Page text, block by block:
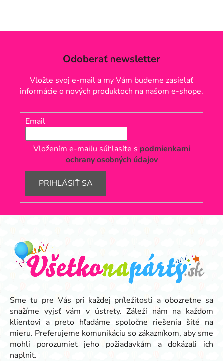
Odoberať newsletter
Vložte svoj e-mail a my Vám budeme zasielať
informácie o nových produktoch na našom e-shope.
Email
Vložením e-mailu súhlasíte s podmienkami
ochrany osobných údajov
PRIHLÁSIŤ SA
Z
Sme tu pre Vás pri každej príležitosti a obozretne sa
snažíme vyjsť vám v ústrety. Záleží nám na každom
klientovi a preto hľadáme spoločne riešenia šité na
mieru. Preferujeme komunikáciu so zákazníkom, aby sme
mohli porozumieť jeho požiadavkám a dokázali ich
naplniť.